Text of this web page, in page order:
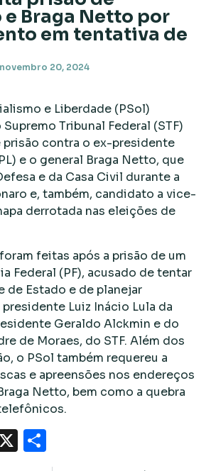
e Braga Netto por
em tentativa de
novembro 20, 2024
e Liberdade (PSol)
Tribunal Federal (STF)
contra o ex-presidente
e o general Braga Netto, que
e da Casa Civil durante a
e, também, candidato a vice-
derrotada nas eleições de
feitas após a prisão de um
Federal (PF), acusado de tentar
de Estado e de planejar
Luiz Inácio Lula da
Geraldo Alckmin e do
de Moraes, do STF. Além dos
o PSol também requereu a
e apreensões nos endereços
Netto, bem como a quebra
X